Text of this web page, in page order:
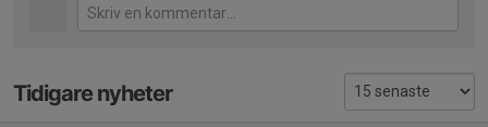
Tidigare nyheter